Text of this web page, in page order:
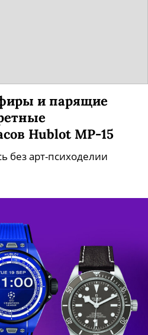
и парящие
Hublot MP-15
без арт-психоделии